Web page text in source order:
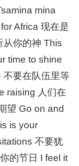
mina
Africa 现在是
从你的神 This
time to shine
不要在队伍里等
raising 人们在
望 Go on and
is your
不要犹
的节日 I feel it